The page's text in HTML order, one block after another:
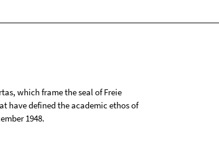
which frame the seal of Freie
have defined the academic ethos of
1948.